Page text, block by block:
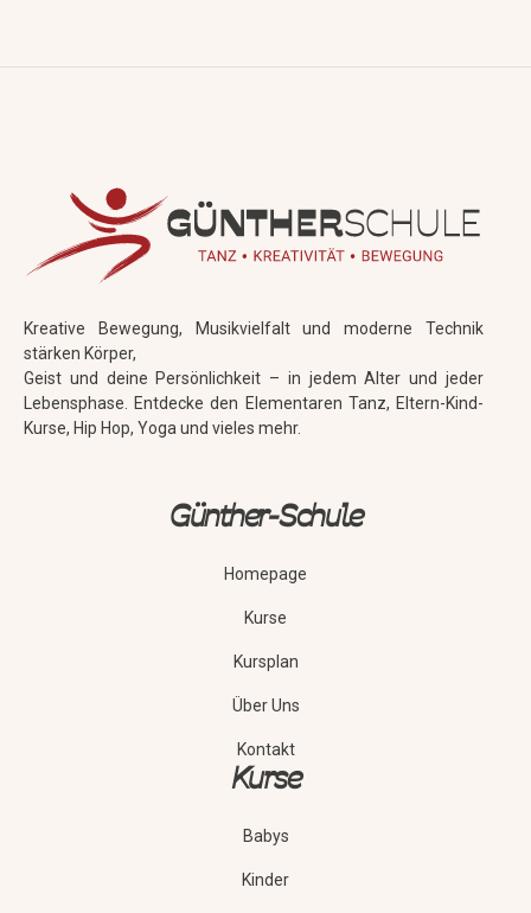
Kreative Bewegung, Musikvielfalt und moderne Technik
stärken Körper,
Geist und deine Persönlichkeit – in jedem Alter und jeder
Lebensphase. Entdecke den Elementaren Tanz, Eltern-Kind-
Kurse, Hip Hop, Yoga und vieles mehr.
Günther-Schule
Homepage
Kurse
Kursplan
Über Uns
Kontakt
Kurse
Babys
Kinder